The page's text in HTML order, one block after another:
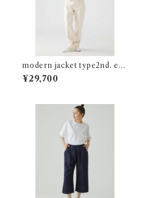
modern jacket type2nd. ecr
u Lot:00702
¥29,700